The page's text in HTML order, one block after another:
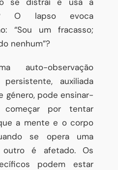
O lapso evoca
“Sou um fracasso;
nenhum”?
auto-observação
auxiliada
género, pode ensinar-
por tentar
a mente e o corpo
se opera uma
é afetado. Os
podem estar